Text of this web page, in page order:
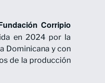
Corripio
en 2024 por la
Dominicana y con
de la producción